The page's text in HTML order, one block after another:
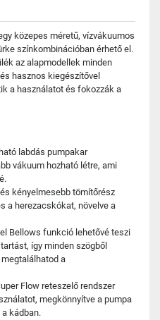
közepes méretű, vízvákuumos
színkombinációban érhető el.
az alapmodellek minden
hasznos kiegészítővel
a használatot és fokozzák a
labdás pumpakar
vákuum hozható létre, ami
kényelmesebb tömítőrész
a herezacskókat, növelve a
Bellows funkció lehetővé teszi
így minden szögből
a
Flow reteszelő rendszer
megkönnyítve a pumpa
kádban.